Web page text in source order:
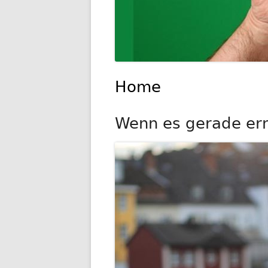
Home
Wenn es gerade